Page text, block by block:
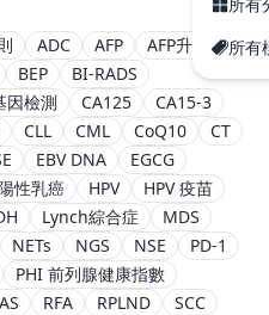
所有
ADC AFP
AFP升高
BEP
BI-RADS
因檢測 CA125
CA15-3
CLL CML CoQ10
CT
EBV DNA
EGCG
性乳癌 HPV
HPV 疫苗
Lynch綜合症
MDS
NETs NGS NSE
PD-1
PHI 前列腺健康指數
RFA RPLND
SCC